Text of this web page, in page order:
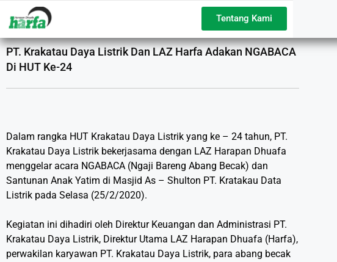
Tentang Kami
PT. Krakatau Daya Listrik Dan LAZ Harfa Adakan NGABACA
Di HUT Ke-24
Dalam rangka HUT Krakatau Daya Listrik yang ke – 24 tahun, PT.
Krakatau Daya Listrik bekerjasama dengan LAZ Harapan Dhuafa
menggelar acara NGABACA (Ngaji Bareng Abang Becak) dan
Santunan Anak Yatim di Masjid As – Shulton PT. Kratakau Data
Listrik pada Selasa (25/2/2020).
Kegiatan ini dihadiri oleh Direktur Keuangan dan Administrasi PT.
Krakatau Daya Listrik, Direktur Utama LAZ Harapan Dhuafa (Harfa),
perwakilan karyawan PT. Krakatau Daya Listrik, para abang becak